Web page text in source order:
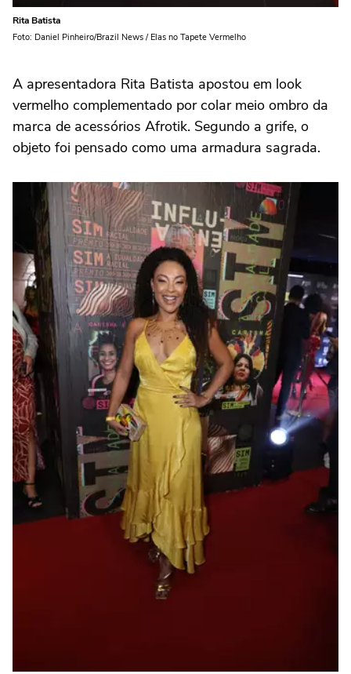
Rita Batista
Foto: Daniel Pinheiro/Brazil News / Elas no Tapete Vermelho
A apresentadora Rita Batista apostou em look
vermelho complementado por colar meio ombro da
marca de acessórios Afrotik. Segundo a grife, o
objeto foi pensado como uma armadura sagrada.